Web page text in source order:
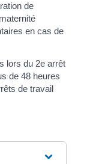
de
en cas de
lors du 2e arrêt
de 48 heures
de travail